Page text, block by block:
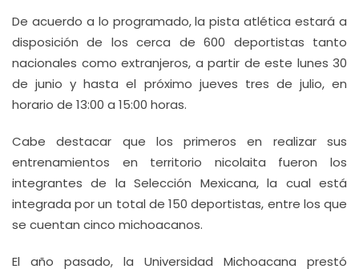
De acuerdo a lo programado, la pista atlética estará a
disposición de los cerca de 600 deportistas tanto
nacionales como extranjeros, a partir de este lunes 30
de junio y hasta el próximo jueves tres de julio, en
horario de 13:00 a 15:00 horas.
Cabe destacar que los primeros en realizar sus
entrenamientos en territorio nicolaita fueron los
integrantes de la Selección Mexicana, la cual está
integrada por un total de 150 deportistas, entre los que
se cuentan cinco michoacanos.
El año pasado, la Universidad Michoacana prestó